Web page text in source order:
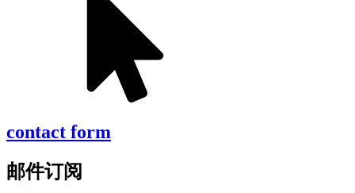
contact form
邮件订阅